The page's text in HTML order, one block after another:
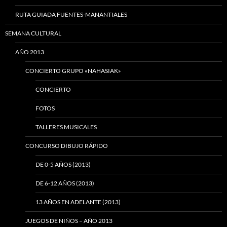
RUTA GUIADA FUENTES-MANANTIALES
SEMANA CULTURAL
AÑO 2013
CONCIERTO GRUPO «NAHASIAK»
CONCIERTO
FOTOS
TALLERES MUSICALES
CONCURSO DIBUJO RÁPIDO
DE 0-5 AÑOS (2013)
DE 6-12 AÑOS (2013)
13 AÑOS EN ADELANTE (2013)
JUEGOS DE NIÑOS – AÑO 2013